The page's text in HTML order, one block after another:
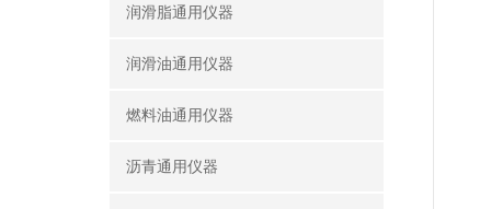
润滑脂通用仪器
润滑油通用仪器
燃料油通用仪器
沥青通用仪器